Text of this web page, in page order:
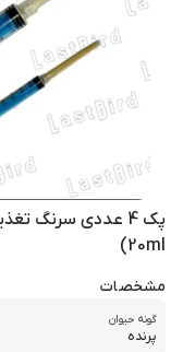
20ml)
مشخصات
گونه حیوان
پرنده